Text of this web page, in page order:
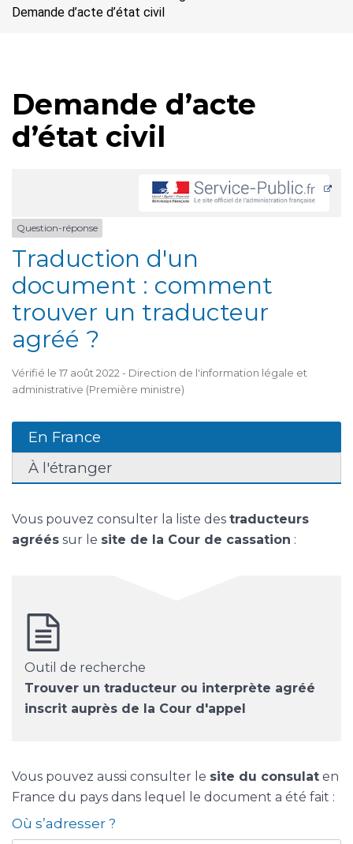
Demande d’acte d’état civil
Demande d’acte
d’état civil
Question-réponse
Traduction d'un
document : comment
trouver un traducteur
agréé ?
Vérifié le 17 août 2022 - Direction de l'information légale et
administrative (Première ministre)
En France
À l'étranger
Vous pouvez consulter la liste des traducteurs
agréés sur le site de la Cour de cassation :
Outil de recherche
Trouver un traducteur ou interprète agréé
inscrit auprès de la Cour d'appel
Vous pouvez aussi consulter le site du consulat en
France du pays dans lequel le document a été fait :
Où s’adresser ?